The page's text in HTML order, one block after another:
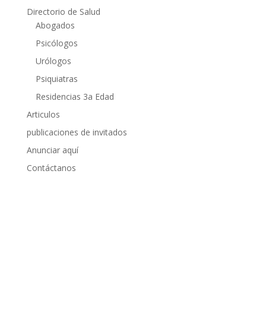
Directorio de Salud
Abogados
Psicólogos
Urólogos
Psiquiatras
Residencias 3a Edad
Articulos
publicaciones de invitados
Anunciar aquí
Contáctanos